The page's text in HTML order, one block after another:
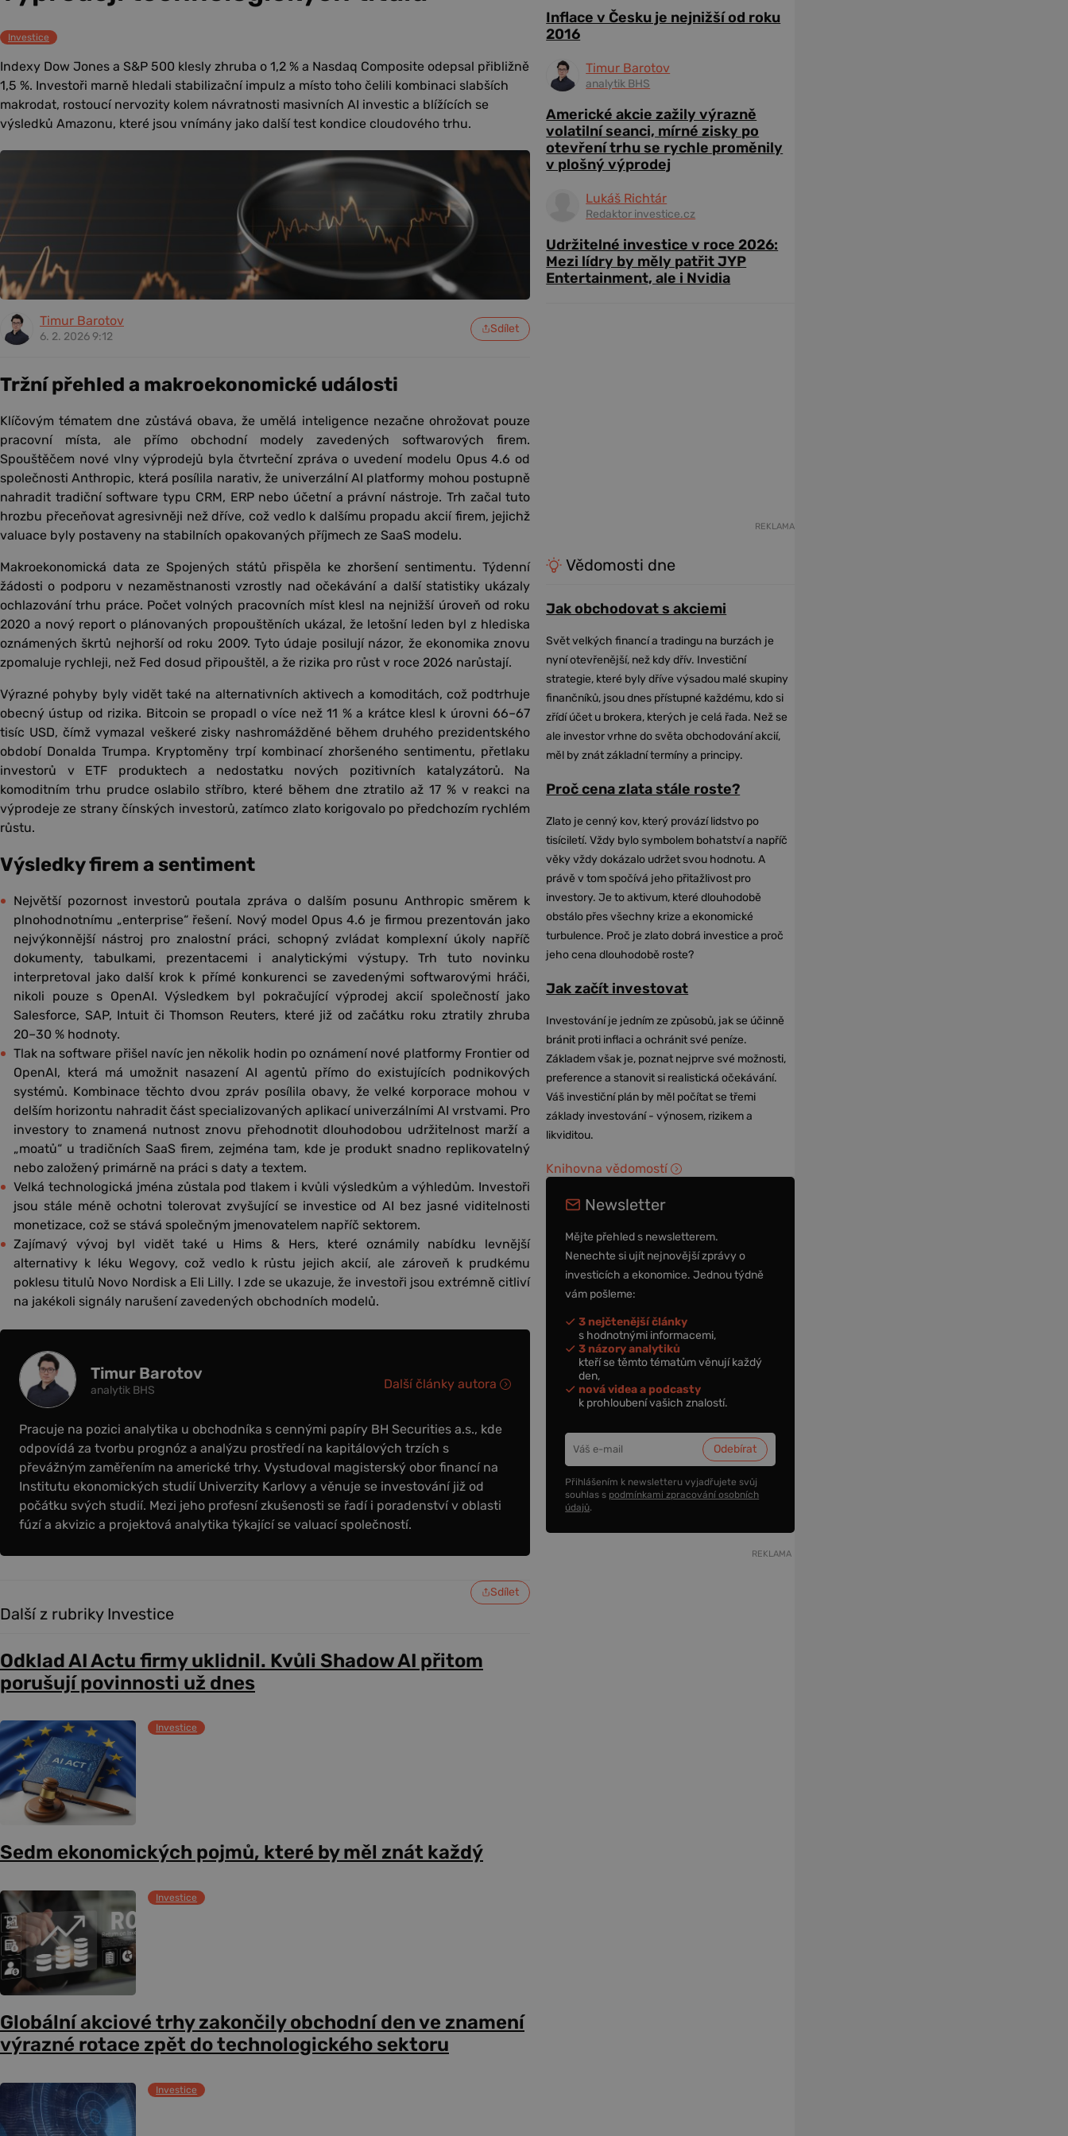
Investice
Indexy Dow Jones a S&P 500 klesly zhruba o 1,2 % a Nasdaq Composite odepsal přibližně
1,5 %. Investoři marně hledali stabilizační impulz a místo toho čelili kombinaci slabších
makrodat, rostoucí nervozity kolem návratnosti masivních AI investic a blížících se
výsledků Amazonu, které jsou vnímány jako další test kondice cloudového trhu.
Timur Barotov
6. 2. 2026 9:12
Sdílet
Tržní přehled a makroekonomické události
Klíčovým tématem dne zůstává obava, že umělá inteligence nezačne ohrožovat pouze
pracovní místa, ale přímo obchodní modely zavedených softwarových firem.
Spouštěčem nové vlny výprodejů byla čtvrteční zpráva o uvedení modelu Opus 4.6 od
společnosti Anthropic, která posílila narativ, že univerzální AI platformy mohou postupně
nahradit tradiční software typu CRM, ERP nebo účetní a právní nástroje. Trh začal tuto
hrozbu přeceňovat agresivněji než dříve, což vedlo k dalšímu propadu akcií firem, jejichž
valuace byly postaveny na stabilních opakovaných příjmech ze SaaS modelu.
Makroekonomická data ze Spojených států přispěla ke zhoršení sentimentu. Týdenní
žádosti o podporu v nezaměstnanosti vzrostly nad očekávání a další statistiky ukázaly
ochlazování trhu práce. Počet volných pracovních míst klesl na nejnižší úroveň od roku
2020 a nový report o plánovaných propouštěních ukázal, že letošní leden byl z hlediska
oznámených škrtů nejhorší od roku 2009. Tyto údaje posilují názor, že ekonomika znovu
zpomaluje rychleji, než Fed dosud připouštěl, a že rizika pro růst v roce 2026 narůstají.
Výrazné pohyby byly vidět také na alternativních aktivech a komoditách, což podtrhuje
obecný ústup od rizika. Bitcoin se propadl o více než 11 % a krátce klesl k úrovni 66–67
tisíc USD, čímž vymazal veškeré zisky nashromážděné během druhého prezidentského
období Donalda Trumpa. Kryptoměny trpí kombinací zhoršeného sentimentu, přetlaku
investorů v ETF produktech a nedostatku nových pozitivních katalyzátorů. Na
komoditním trhu prudce oslabilo stříbro, které během dne ztratilo až 17 % v reakci na
výprodeje ze strany čínských investorů, zatímco zlato korigovalo po předchozím rychlém
růstu.
Výsledky firem a sentiment
Největší pozornost investorů poutala zpráva o dalším posunu Anthropic směrem k
plnohodnotnímu „enterprise“ řešení. Nový model Opus 4.6 je firmou prezentován jako
nejvýkonnější nástroj pro znalostní práci, schopný zvládat komplexní úkoly napříč
dokumenty, tabulkami, prezentacemi i analytickými výstupy. Trh tuto novinku
interpretoval jako další krok k přímé konkurenci se zavedenými softwarovými hráči,
nikoli pouze s OpenAI. Výsledkem byl pokračující výprodej akcií společností jako
Salesforce, SAP, Intuit či Thomson Reuters, které již od začátku roku ztratily zhruba
20–30 % hodnoty.
Tlak na software přišel navíc jen několik hodin po oznámení nové platformy Frontier od
OpenAI, která má umožnit nasazení AI agentů přímo do existujících podnikových
systémů. Kombinace těchto dvou zpráv posílila obavy, že velké korporace mohou v
delším horizontu nahradit část specializovaných aplikací univerzálními AI vrstvami. Pro
investory to znamená nutnost znovu přehodnotit dlouhodobou udržitelnost marží a
„moatů“ u tradičních SaaS firem, zejména tam, kde je produkt snadno replikovatelný
nebo založený primárně na práci s daty a textem.
Velká technologická jména zůstala pod tlakem i kvůli výsledkům a výhledům. Investoři
jsou stále méně ochotni tolerovat zvyšující se investice od AI bez jasné viditelnosti
monetizace, což se stává společným jmenovatelem napříč sektorem.
Zajímavý vývoj byl vidět také u Hims & Hers, které oznámily nabídku levnější
alternativy k léku Wegovy, což vedlo k růstu jejich akcií, ale zároveň k prudkému
poklesu titulů Novo Nordisk a Eli Lilly. I zde se ukazuje, že investoři jsou extrémně citliví
na jakékoli signály narušení zavedených obchodních modelů.
Timur Barotov
analytik BHS
Pracuje na pozici analytika u obchodníka s cennými papíry BH Securities a.s., kde
odpovídá za tvorbu prognóz a analýzu prostředí na kapitálových trzích s
převážným zaměřením na americké trhy. Vystudoval magisterský obor financí na
Institutu ekonomických studií Univerzity Karlovy a věnuje se investování již od
počátku svých studií. Mezi jeho profesní zkušenosti se řadí i poradenství v oblasti
fúzí a akvizic a projektová analytika týkající se valuací společností.
Další články autora
Sdílet
Další z rubriky Investice
Odklad AI Actu firmy uklidnil. Kvůli Shadow AI přitom
porušují povinnosti už dnes
Investice
Sedm ekonomických pojmů, které by měl znát každý
Investice
Globální akciové trhy zakončily obchodní den ve znamení
výrazné rotace zpět do technologického sektoru
Investice
Inflace v Česku je nejnižší od roku
2016
Timur Barotov
analytik BHS
Americké akcie zažily výrazně
volatilní seanci, mírné zisky po
otevření trhu se rychle proměnily
v plošný výprodej
Lukáš Richtár
Redaktor investice.cz
Udržitelné investice v roce 2026:
Mezi lídry by měly patřit JYP
Entertainment, ale i Nvidia
REKLAMA
Vědomosti dne
Jak obchodovat s akciemi
Svět velkých financí a tradingu na burzách je
nyní otevřenější, než kdy dřív. Investiční
strategie, které byly dříve výsadou malé skupiny
finančníků, jsou dnes přístupné každému, kdo si
zřídí účet u brokera, kterých je celá řada. Než se
ale investor vrhne do světa obchodování akcií,
měl by znát základní termíny a principy.
Proč cena zlata stále roste?
Zlato je cenný kov, který provází lidstvo po
tisíciletí. Vždy bylo symbolem bohatství a napříč
věky vždy dokázalo udržet svou hodnotu. A
právě v tom spočívá jeho přitažlivost pro
investory. Je to aktivum, které dlouhodobě
obstálo přes všechny krize a ekonomické
turbulence. Proč je zlato dobrá investice a proč
jeho cena dlouhodobě roste?
Jak začít investovat
Investování je jedním ze způsobů, jak se účinně
bránit proti inflaci a ochránit své peníze.
Základem však je, poznat nejprve své možnosti,
preference a stanovit si realistická očekávání.
Váš investiční plán by měl počítat se třemi
základy investování - výnosem, rizikem a
likviditou.
Knihovna vědomostí
Newsletter
Mějte přehled s newsletterem.
Nenechte si ujít nejnovější zprávy o
investicích a ekonomice. Jednou týdně
vám pošleme:
3 nejčtenější články
s hodnotnými informacemi,
3 názory analytiků
kteří se těmto tématům věnují každý
den,
nová videa a podcasty
k prohloubení vašich znalostí.
Přihlášením k newsletteru vyjadřujete svůj
souhlas s podmínkami zpracování osobních
údajů.
REKLAMA